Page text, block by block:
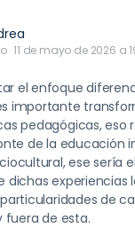
11 de mayo de 2026 a
el enfoque
importante
pedagógicas, eso
de la educación
ese sería
dichas experiencias
de
fuera de esta.